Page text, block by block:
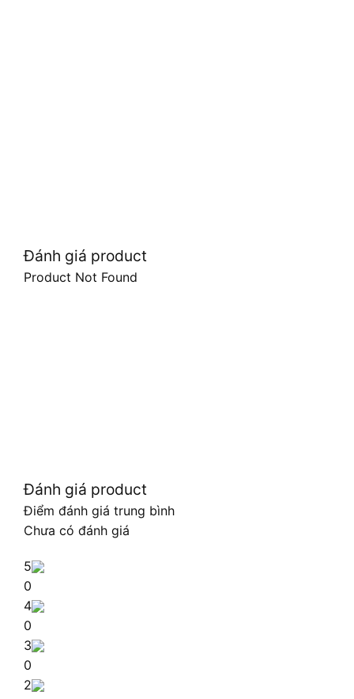
Đánh giá product
Product Not Found
Đánh giá product
Điểm đánh giá trung bình
Chưa có đánh giá
5
0
4
0
3
0
2